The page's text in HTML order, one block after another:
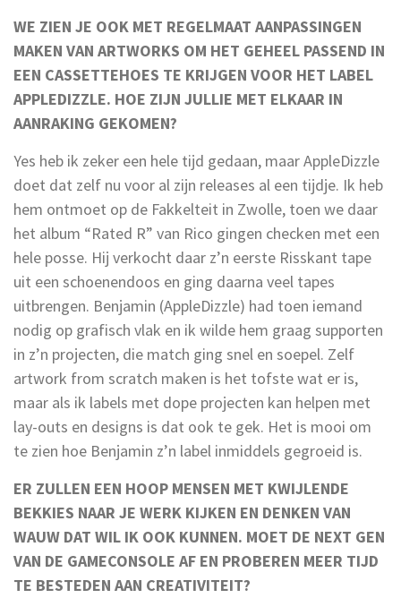
WE ZIEN JE OOK MET REGELMAAT AANPASSINGEN
MAKEN VAN ARTWORKS OM HET GEHEEL PASSEND IN
EEN CASSETTEHOES TE KRIJGEN VOOR HET LABEL
APPLEDIZZLE. HOE ZIJN JULLIE MET ELKAAR IN
AANRAKING GEKOMEN?
Yes heb ik zeker een hele tijd gedaan, maar AppleDizzle
doet dat zelf nu voor al zijn releases al een tijdje. Ik heb
hem ontmoet op de Fakkelteit in Zwolle, toen we daar
het album “Rated R” van Rico gingen checken met een
hele posse. Hij verkocht daar z’n eerste Risskant tape
uit een schoenendoos en ging daarna veel tapes
uitbrengen. Benjamin (AppleDizzle) had toen iemand
nodig op grafisch vlak en ik wilde hem graag supporten
in z’n projecten, die match ging snel en soepel. Zelf
artwork from scratch maken is het tofste wat er is,
maar als ik labels met dope projecten kan helpen met
lay-outs en designs is dat ook te gek. Het is mooi om
te zien hoe Benjamin z’n label inmiddels gegroeid is.
ER ZULLEN EEN HOOP MENSEN MET KWIJLENDE
BEKKIES NAAR JE WERK KIJKEN EN DENKEN VAN
WAUW DAT WIL IK OOK KUNNEN. MOET DE NEXT GEN
VAN DE GAMECONSOLE AF EN PROBEREN MEER TIJD
TE BESTEDEN AAN CREATIVITEIT?